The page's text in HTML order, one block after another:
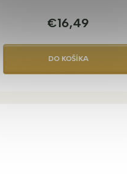
€16,49
DO KOŠÍKA